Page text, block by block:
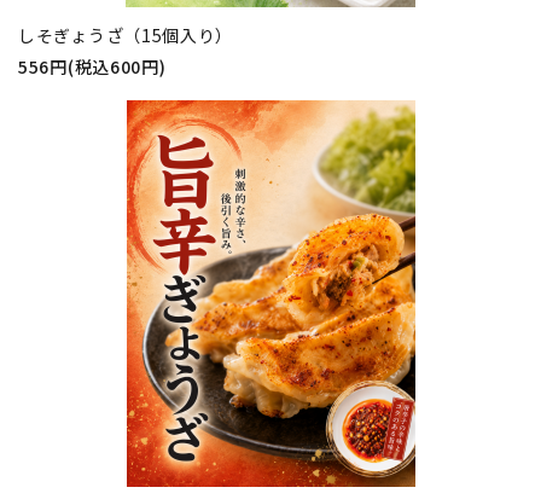
しそぎょうざ（15個入り）
556円(税込600円)